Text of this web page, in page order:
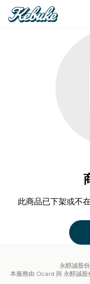
此商品已下架或不
永醇誠股
本服務由 Ocard 與 永醇誠股